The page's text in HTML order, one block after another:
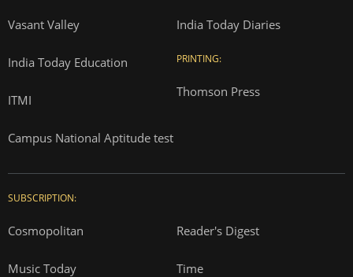
Vasant Valley
India Today Education
ITMI
Campus National Aptitude test
India Today Diaries
PRINTING:
Thomson Press
SUBSCRIPTION:
Cosmopolitan Reader's Digest
Music Today Time